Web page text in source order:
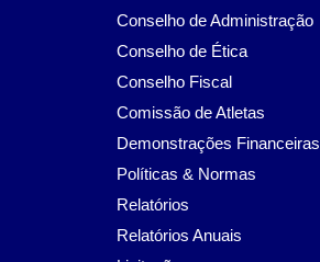
Conselho de Administração
Conselho de Ética
Conselho Fiscal
Comissão de Atletas
Demonstrações Financeiras
Políticas & Normas
Relatórios
Relatórios Anuais